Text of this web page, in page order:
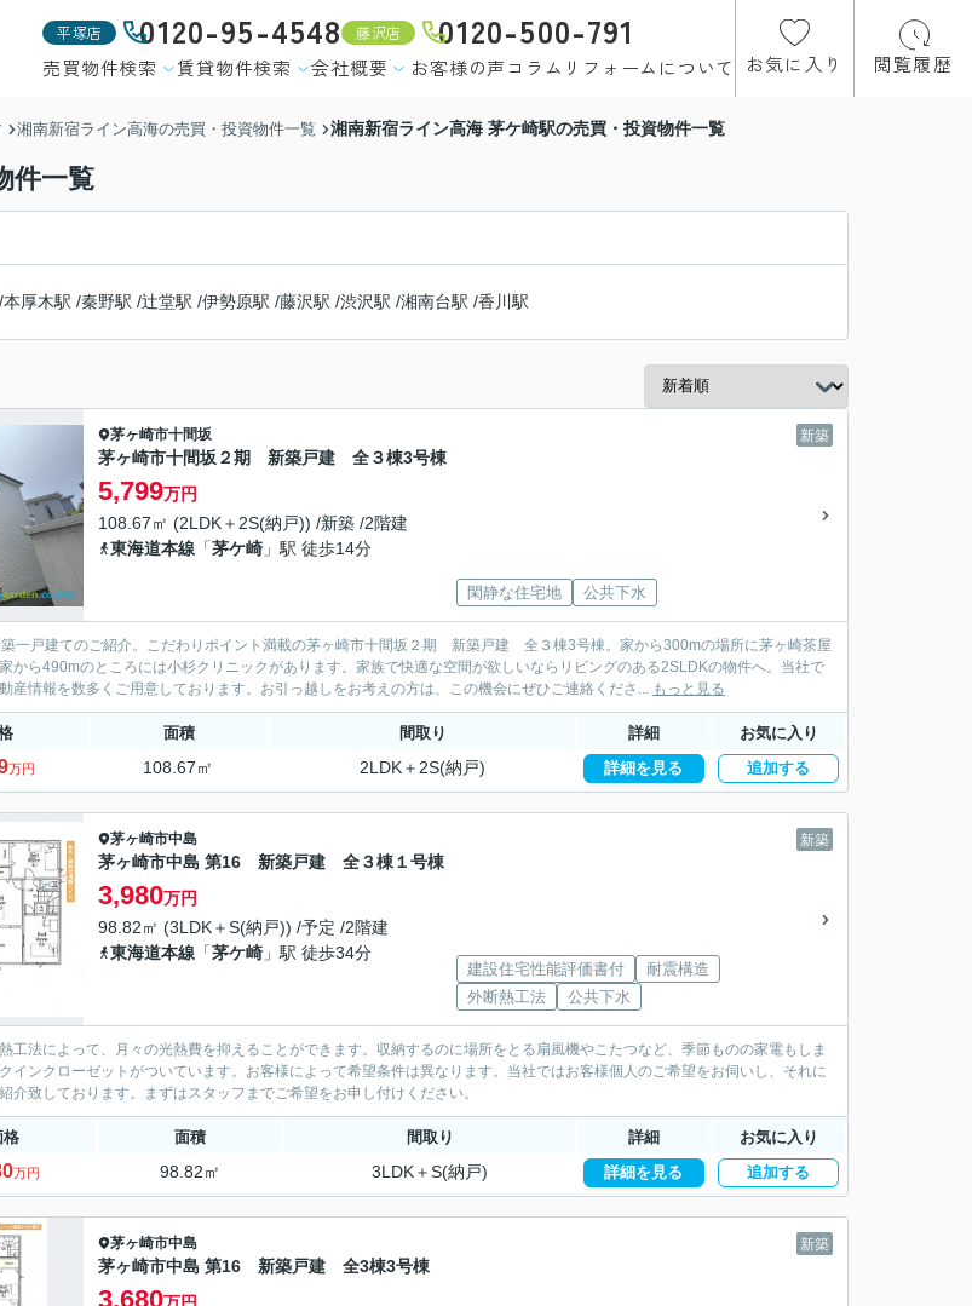
平塚店 0120-95-4548 藤沢店 0120-500-791
売買物件検索 賃貸物件検索 会社概要 お客様の声コラム リフォームについて お気に入り 閲覧履歴
湘南新宿ライン高海の売買・投資物件一覧 湘南新宿ライン高海 茅ケ崎駅の売買・投資物件一覧
件一覧
/本厚木駅 /秦野駅 /辻堂駅 /伊勢原駅 /藤沢駅 /渋沢駅 /湘南台駅 /香川駅
新築
茅ヶ崎市十間坂
茅ヶ崎市十間坂２期 新築戸建 全３棟3号棟
5,799万円
108.67㎡ (2LDK＋2S(納戸)) /新築 /2階建
東海道本線 「茅ケ崎 」駅 徒歩14分
閑静な住宅地 公共下水
一戸建てのご紹介。こだわりポイント満載の茅ヶ崎市十間坂２期 新築戸建 全３棟3号棟。家から300mの場所に茅ヶ崎茶屋
から490mのところには小杉クリニックがあります。家族で快適な空間が欲しいならリビングのある2SLDKの物件へ。当社で
産情報を数多くご用意しております。お引っ越しをお考えの方は、この機会にぜひご連絡くださ... もっと見る
面積 間取り 詳細 お気に入り
万円 108.67㎡ 2LDK＋2S(納戸) 詳細を見る 追加する
新築
茅ヶ崎市中島
茅ヶ崎市中島 第16 新築戸建 全３棟１号棟
3,980万円
98.82㎡ (3LDK＋S(納戸)) /予定 /2階建
東海道本線 「茅ケ崎 」駅 徒歩34分
建設住宅性能評価書付
耐震構造
外断熱工法
公共下水
工法によって、月々の光熱費を抑えることができます。収納するのに場所をとる扇風機やこたつなど、季節ものの家電もしま
インクローゼットがついています。お客様によって希望条件は異なります。当社ではお客様個人のご希望をお伺いし、それに
介致しております。まずはスタッフまでご希望をお申し付けください。
格 面積 間取り 詳細 お気に入り
万円 98.82㎡ 3LDK＋S(納戸) 詳細を見る 追加する
新築
茅ヶ崎市中島
茅ヶ崎市中島 第16 新築戸建 全3棟3号棟
3,680